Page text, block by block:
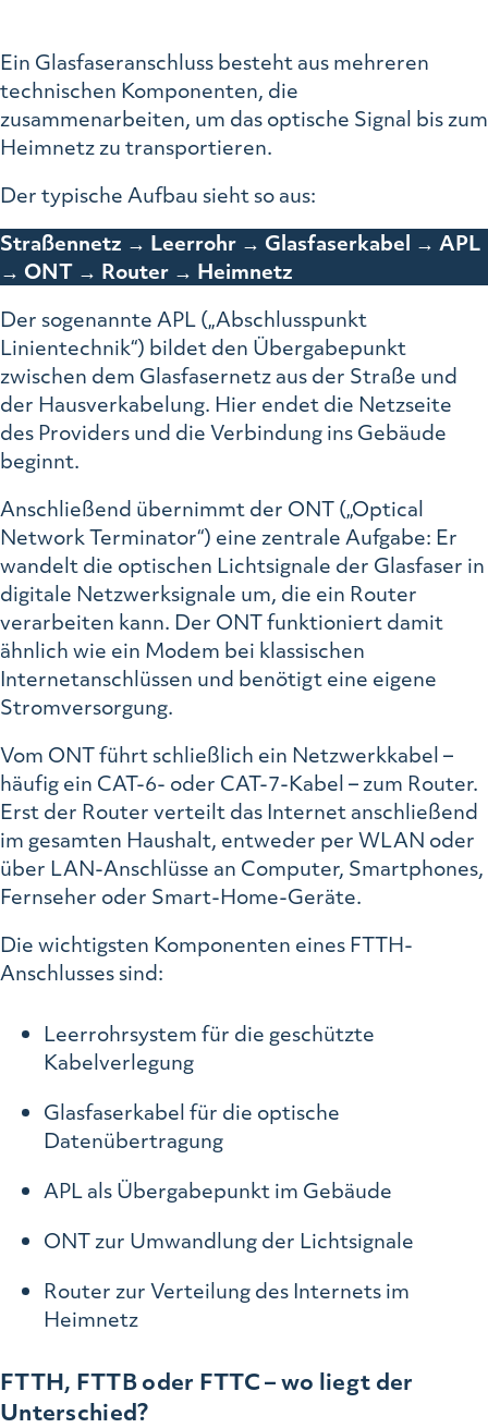
Ein Glasfaseranschluss besteht aus mehreren
technischen Komponenten, die
zusammenarbeiten, um das optische Signal bis zum
Heimnetz zu transportieren.
Der typische Aufbau sieht so aus:
Straßennetz → Leerrohr → Glasfaserkabel → APL
→ ONT → Router → Heimnetz
Der sogenannte APL („Abschlusspunkt
Linientechnik“) bildet den Übergabepunkt
zwischen dem Glasfasernetz aus der Straße und
der Hausverkabelung. Hier endet die Netzseite
des Providers und die Verbindung ins Gebäude
beginnt.
Anschließend übernimmt der ONT („Optical
Network Terminator“) eine zentrale Aufgabe: Er
wandelt die optischen Lichtsignale der Glasfaser in
digitale Netzwerksignale um, die ein Router
verarbeiten kann. Der ONT funktioniert damit
ähnlich wie ein Modem bei klassischen
Internetanschlüssen und benötigt eine eigene
Stromversorgung.
Vom ONT führt schließlich ein Netzwerkkabel –
häufig ein CAT-6- oder CAT-7-Kabel – zum Router.
Erst der Router verteilt das Internet anschließend
im gesamten Haushalt, entweder per WLAN oder
über LAN-Anschlüsse an Computer, Smartphones,
Fernseher oder Smart-Home-Geräte.
Die wichtigsten Komponenten eines FTTH-
Anschlusses sind:
Leerrohrsystem für die geschützte
Kabelverlegung
Glasfaserkabel für die optische
Datenübertragung
APL als Übergabepunkt im Gebäude
ONT zur Umwandlung der Lichtsignale
Router zur Verteilung des Internets im
Heimnetz
FTTH, FTTB oder FTTC – wo liegt der
Unterschied?